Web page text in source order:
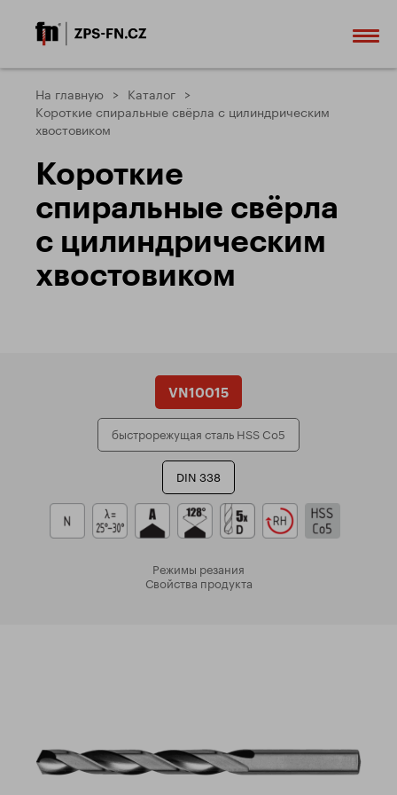
На главную
Каталог
Короткие спиральные свёрла с цилиндрическим
хвостовиком
Короткие
спиральные свёрла
с цилиндрическим
хвостовиком
VN10015
быстрорежущая сталь HSS Co5
DIN 338
Режимы резания
Свойства продукта